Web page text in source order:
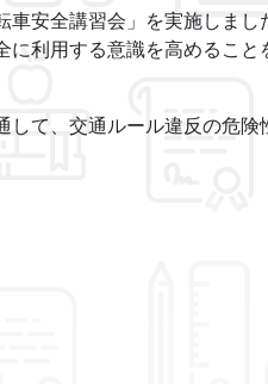
安全講習会」を実施しまし
利用する意識を高めること
て、交通ルール違反の危険